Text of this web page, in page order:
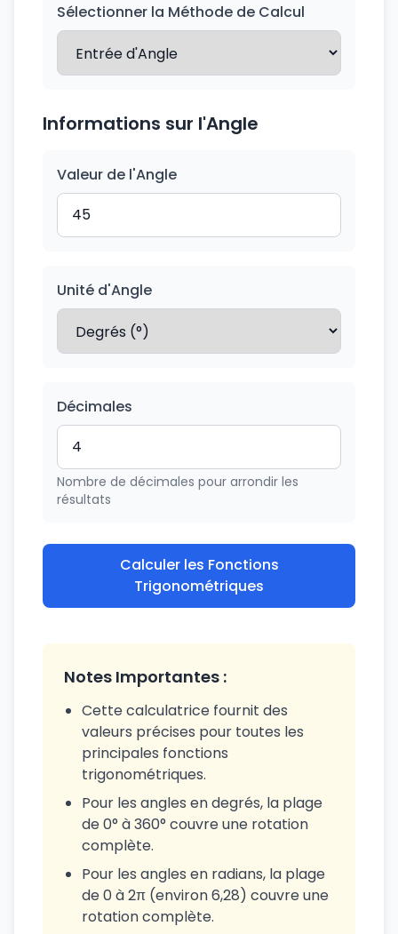
Sélectionner la Méthode de Calcul
Informations sur l'Angle
Valeur de l'Angle
Unité d'Angle
Décimales
Nombre de décimales pour arrondir les
résultats
Calculer les Fonctions
Trigonométriques
Notes Importantes :
Cette calculatrice fournit des
valeurs précises pour toutes les
principales fonctions
trigonométriques.
Pour les angles en degrés, la plage
de 0° à 360° couvre une rotation
complète.
Pour les angles en radians, la plage
de 0 à 2π (environ 6,28) couvre une
rotation complète.